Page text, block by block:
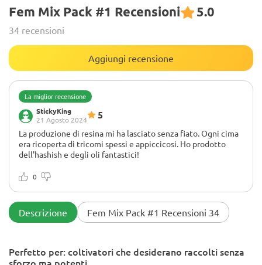
Fem Mix Pack #1 Recensioni 5.0
34 recensioni
Aggiungi recensione
La miglior recensione
StickyKing
21 Agosto 2024
5
La produzione di resina mi ha lasciato senza fiato. Ogni cima
era ricoperta di tricomi spessi e appiccicosi. Ho prodotto
dell'hashish e degli oli fantastici!
0
Descrizione Fem Mix Pack #1 Recensioni 34
Perfetto per: coltivatori che desiderano raccolti senza
sforzo ma potenti